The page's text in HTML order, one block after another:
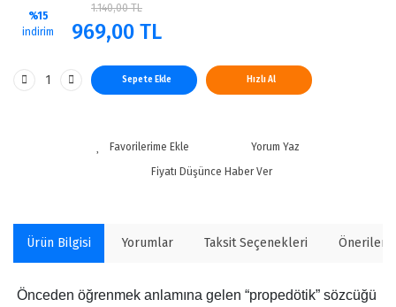
%15
indirim
1.140,00 TL
969,00 TL
Sepete Ekle Hızlı Al
Yorum Yaz
Fiyatı Düşünce Haber Ver
Ürün Bilgisi Yorumlar Taksit Seçenekleri
Önceden öğrenmek anlamına gelen “propedötik” sözcüğü